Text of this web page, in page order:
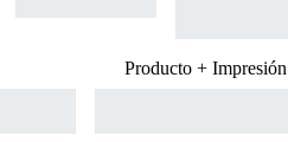
Producto + Impresión